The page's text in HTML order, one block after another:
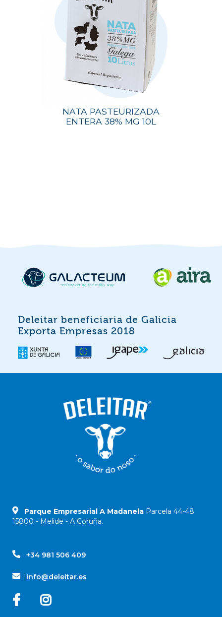
NATA PASTEURIZADA
ENTERA 38% MG 10L
Deleitar beneficiaria de Galicia
Exporta Empresas 2018
Parque Empresarial A MadanelaParcela 44-48
15800 - Melide - A Coruña.
+34 981 506 409
info@deleitar.es